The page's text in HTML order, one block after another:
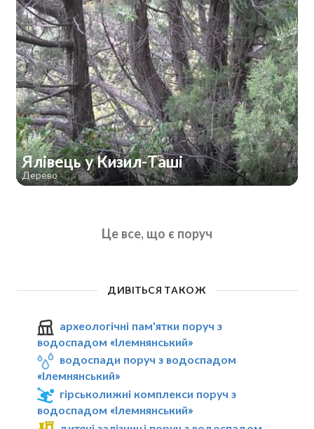
Ялівець у Кизил-Таші
Дерево
Це все, що є поруч
ДИВІТЬСЯ ТАКОЖ
археологічні пам'ятки поруч з
водоспадом «Ілемнянський»
водоспади поруч з водоспадом
«Ілемнянський»
гірськолижні комплекси поруч з
водоспадом «Ілемнянський»